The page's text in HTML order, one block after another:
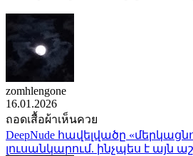
zomhlengone
16.01.2026
ถอดเสื้อผ้าเห็นควย
DeepNude հավելվածը
լուսանկարում. ինչպես է այն